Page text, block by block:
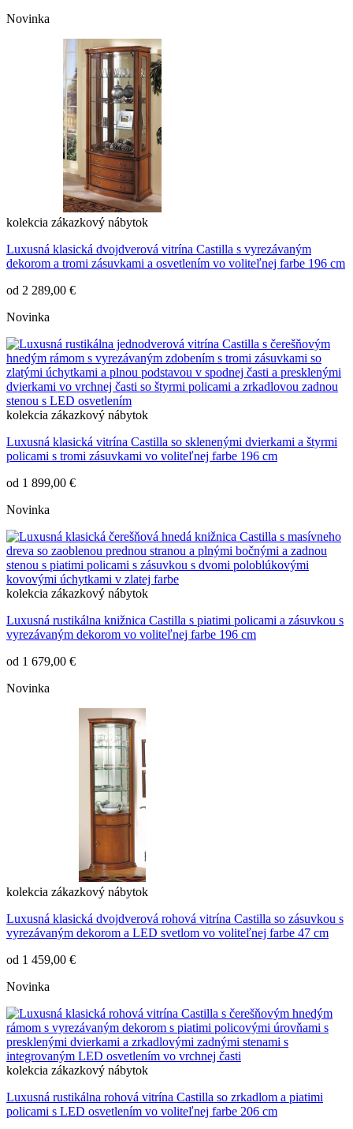
Novinka
kolekcia zákazkový nábytok
Luxusná klasická dvojdverová vitrína Castilla s vyrezávaným
dekorom a tromi zásuvkami a osvetlením vo voliteľnej farbe 196 cm
od 2 289,00 €
Novinka
kolekcia zákazkový nábytok
Luxusná klasická vitrína Castilla so sklenenými dvierkami a štyrmi
policami s tromi zásuvkami vo voliteľnej farbe 196 cm
od 1 899,00 €
Novinka
kolekcia zákazkový nábytok
Luxusná rustikálna knižnica Castilla s piatimi policami a zásuvkou s
vyrezávaným dekorom vo voliteľnej farbe 196 cm
od 1 679,00 €
Novinka
kolekcia zákazkový nábytok
Luxusná klasická dvojdverová rohová vitrína Castilla so zásuvkou s
vyrezávaným dekorom a LED svetlom vo voliteľnej farbe 47 cm
od 1 459,00 €
Novinka
kolekcia zákazkový nábytok
Luxusná rustikálna rohová vitrína Castilla so zrkadlom a piatimi
policami s LED osvetlením vo voliteľnej farbe 206 cm